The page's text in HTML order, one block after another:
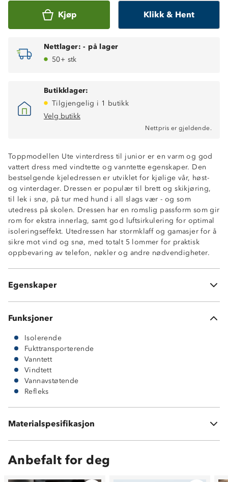
Kjøp Klikk & Hent
Nettlager: - på lager
50+ stk
Butikklager:
Tilgjengelig i 1 butikk
Velg butikk
Nettpris er gjeldende.
Toppmodellen Ute vinterdress til junior er en varm og god
vattert dress med vindtette og vanntette egenskaper. Den
bestselgende kjeledressen er utviklet for kjølige vår, høst-
og vinterdager. Dressen er populær til brett og skikjøring,
til lek i snø, på tur med hund i all slags vær - og som
utedress på skolen. Dressen har en romslig passform som gir
rom for ekstra innerlag, samt god luftsirkulering for optimal
isoleringseffekt. Utedressen har stormklaff og gamasjer for å
sikre mot vind og snø, med totalt 5 lommer for praktisk
oppbevaring av telefon, nøkler og andre nødvendigheter.
Egenskaper
3-sesongs: høst-vinter-vår
Toppmodell
Vindtett
Fukttransporterende (6 000g/m2/24t)
Vannavstøtende glidelåser
Noe oversized passform
Stormklaff i front
Totalt 5 lommer
2 glidelåslommer
2 innerlommer
1 brystlomme
Ventilasjonsåpninger under armene
Avtagbar hette med justeringsmuligheter
Hakebeskytter på glidelås
Snøgamasjer i beina
Funksjoner
Isolerende
Fukttransporterende
Vanntett
Vindtett
Vannavstøtende
Refleks
Materialspesifikasjon
Vattering: 100 % polyester
Anbefalt for deg